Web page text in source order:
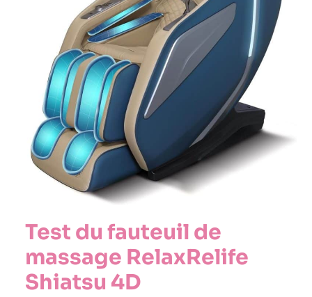
Test du fauteuil de
massage RelaxRelife
Shiatsu 4D